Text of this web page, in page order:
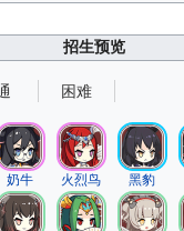
招生预览
困难
奶牛 火烈鸟 黑豹